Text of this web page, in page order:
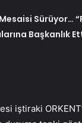
Sürüyor…
Başkanlık
iştiraki